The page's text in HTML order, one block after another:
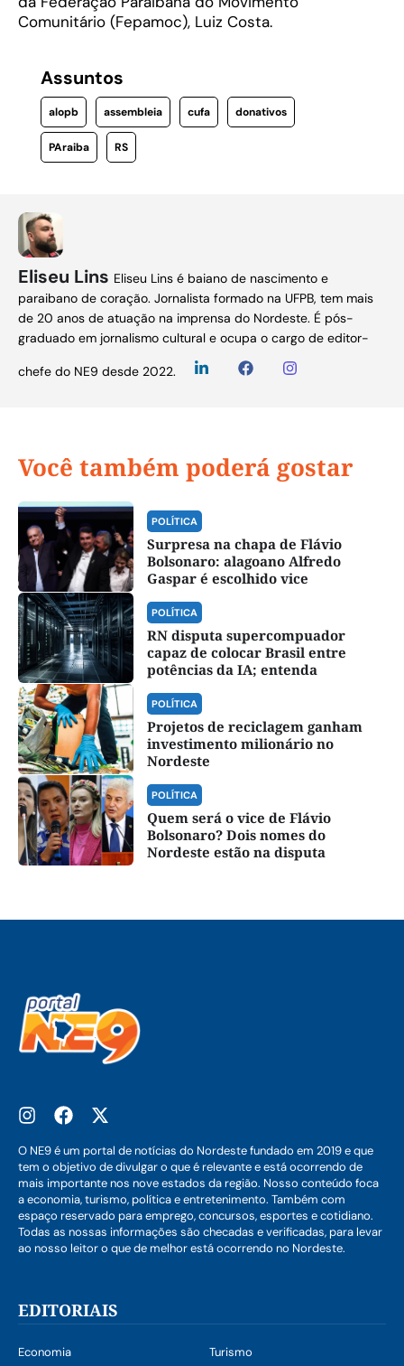
Comunitário (Fepamoc), Luiz Costa.
Assuntos
alopb assembleia cufa donativos
PAraiba RS
Eliseu Lins Eliseu Lins é baiano de nascimento e
paraibano de coração. Jornalista formado na UFPB, tem mais
de 20 anos de atuação na imprensa do Nordeste. É pós-
graduado em jornalismo cultural e ocupa o cargo de editor-
chefe do NE9 desde 2022.
Você também poderá gostar
POLÍTICA
Surpresa na chapa de Flávio
Bolsonaro: alagoano Alfredo
Gaspar é escolhido vice
POLÍTICA
RN disputa supercompuador
capaz de colocar Brasil entre
potências da IA; entenda
POLÍTICA
Projetos de reciclagem ganham
investimento milionário no
Nordeste
POLÍTICA
Quem será o vice de Flávio
Bolsonaro? Dois nomes do
Nordeste estão na disputa
O NE9 é um portal de notícias do Nordeste fundado em 2019 e que
tem o objetivo de divulgar o que é relevante e está ocorrendo de
mais importante nos nove estados da região. Nosso conteúdo foca
a economia, turismo, política e entretenimento. Também com
espaço reservado para emprego, concursos, esportes e cotidiano.
Todas as nossas informações são checadas e verificadas, para levar
ao nosso leitor o que de melhor está ocorrendo no Nordeste.
EDITORIAIS
Economia Turismo